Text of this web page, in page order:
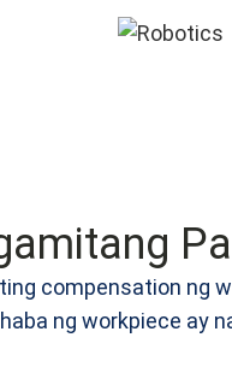
compensation ng
ng workpiece ay